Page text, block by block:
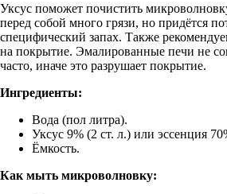
Уксус поможет почистить
перед собой много грязи, но придётся
специфический запах. Также
на покрытие. Эмалированные печи не
часто, иначе это разрушает покрытие.
Ингредиенты:
Вода (пол литра).
Уксус 9% (2 ст. л.) или эссенция
Ёмкость.
Как мыть микроволновку: